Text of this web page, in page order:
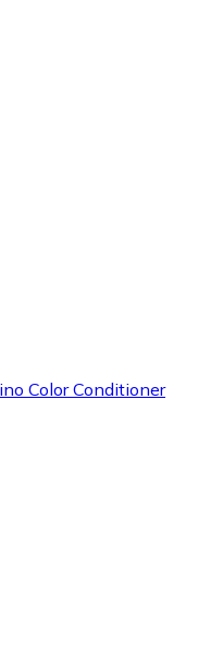
Color Conditioner